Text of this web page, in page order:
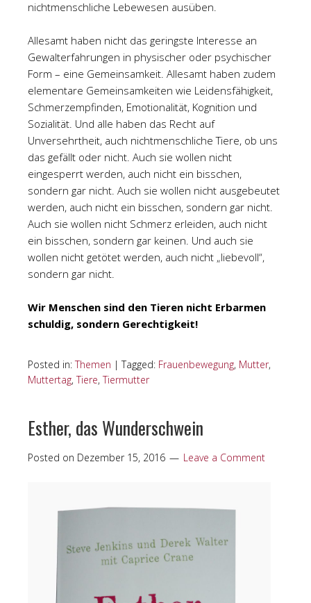
nichtmenschliche Lebewesen ausüben.
Allesamt haben nicht das geringste Interesse an
Gewalterfahrungen in physischer oder psychischer
Form – eine Gemeinsamkeit. Allesamt haben zudem
elementare Gemeinsamkeiten wie Leidensfähigkeit,
Schmerzempfinden, Emotionalität, Kognition und
Sozialität. Und alle haben das Recht auf
Unversehrtheit, auch nichtmenschliche Tiere, ob uns
das gefällt oder nicht. Auch sie wollen nicht
eingesperrt werden, auch nicht ein bisschen,
sondern gar nicht. Auch sie wollen nicht ausgebeutet
werden, auch nicht ein bisschen, sondern gar nicht.
Auch sie wollen nicht Schmerz erleiden, auch nicht
ein bisschen, sondern gar keinen. Und auch sie
wollen nicht getötet werden, auch nicht „liebevoll“,
sondern gar nicht.
Wir Menschen sind den Tieren nicht Erbarmen
schuldig, sondern Gerechtigkeit!
Posted in:Themen |Tagged: Frauenbewegung, Mutter,
Muttertag,Tiere,Tiermutter
Esther, das Wunderschwein
Posted on Dezember 15, 2016 Leave a Comment